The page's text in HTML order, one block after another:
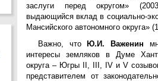
заслуги перед округом»
выдающийся вклад в социально-
Мансийского автономного округа»
Важно, что
Ю.И. Важенин
интересы земляков в Думе
округа – Югры II, III, IV и V
представителем от